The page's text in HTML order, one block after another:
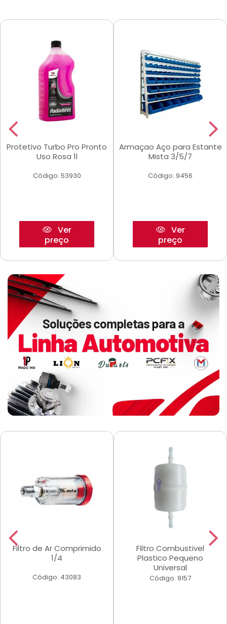
Protetivo Turbo Pro Pronto
Uso Rosa 1l
Código: 53930
Ver
preço
Armaçao Aço para Estante
Mista 3/5/7
Código: 9456
Ver
preço
Filtro de Ar Comprimido
1/4
Código: 43083
Filtro Combustivel
Plastico Pequeno
Universal
Código: 9157